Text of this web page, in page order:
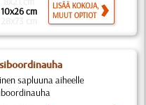
10x26 cm
LISÄÄ KOKOJA,
MUUT OPTIOT
sapluuna aiheelle